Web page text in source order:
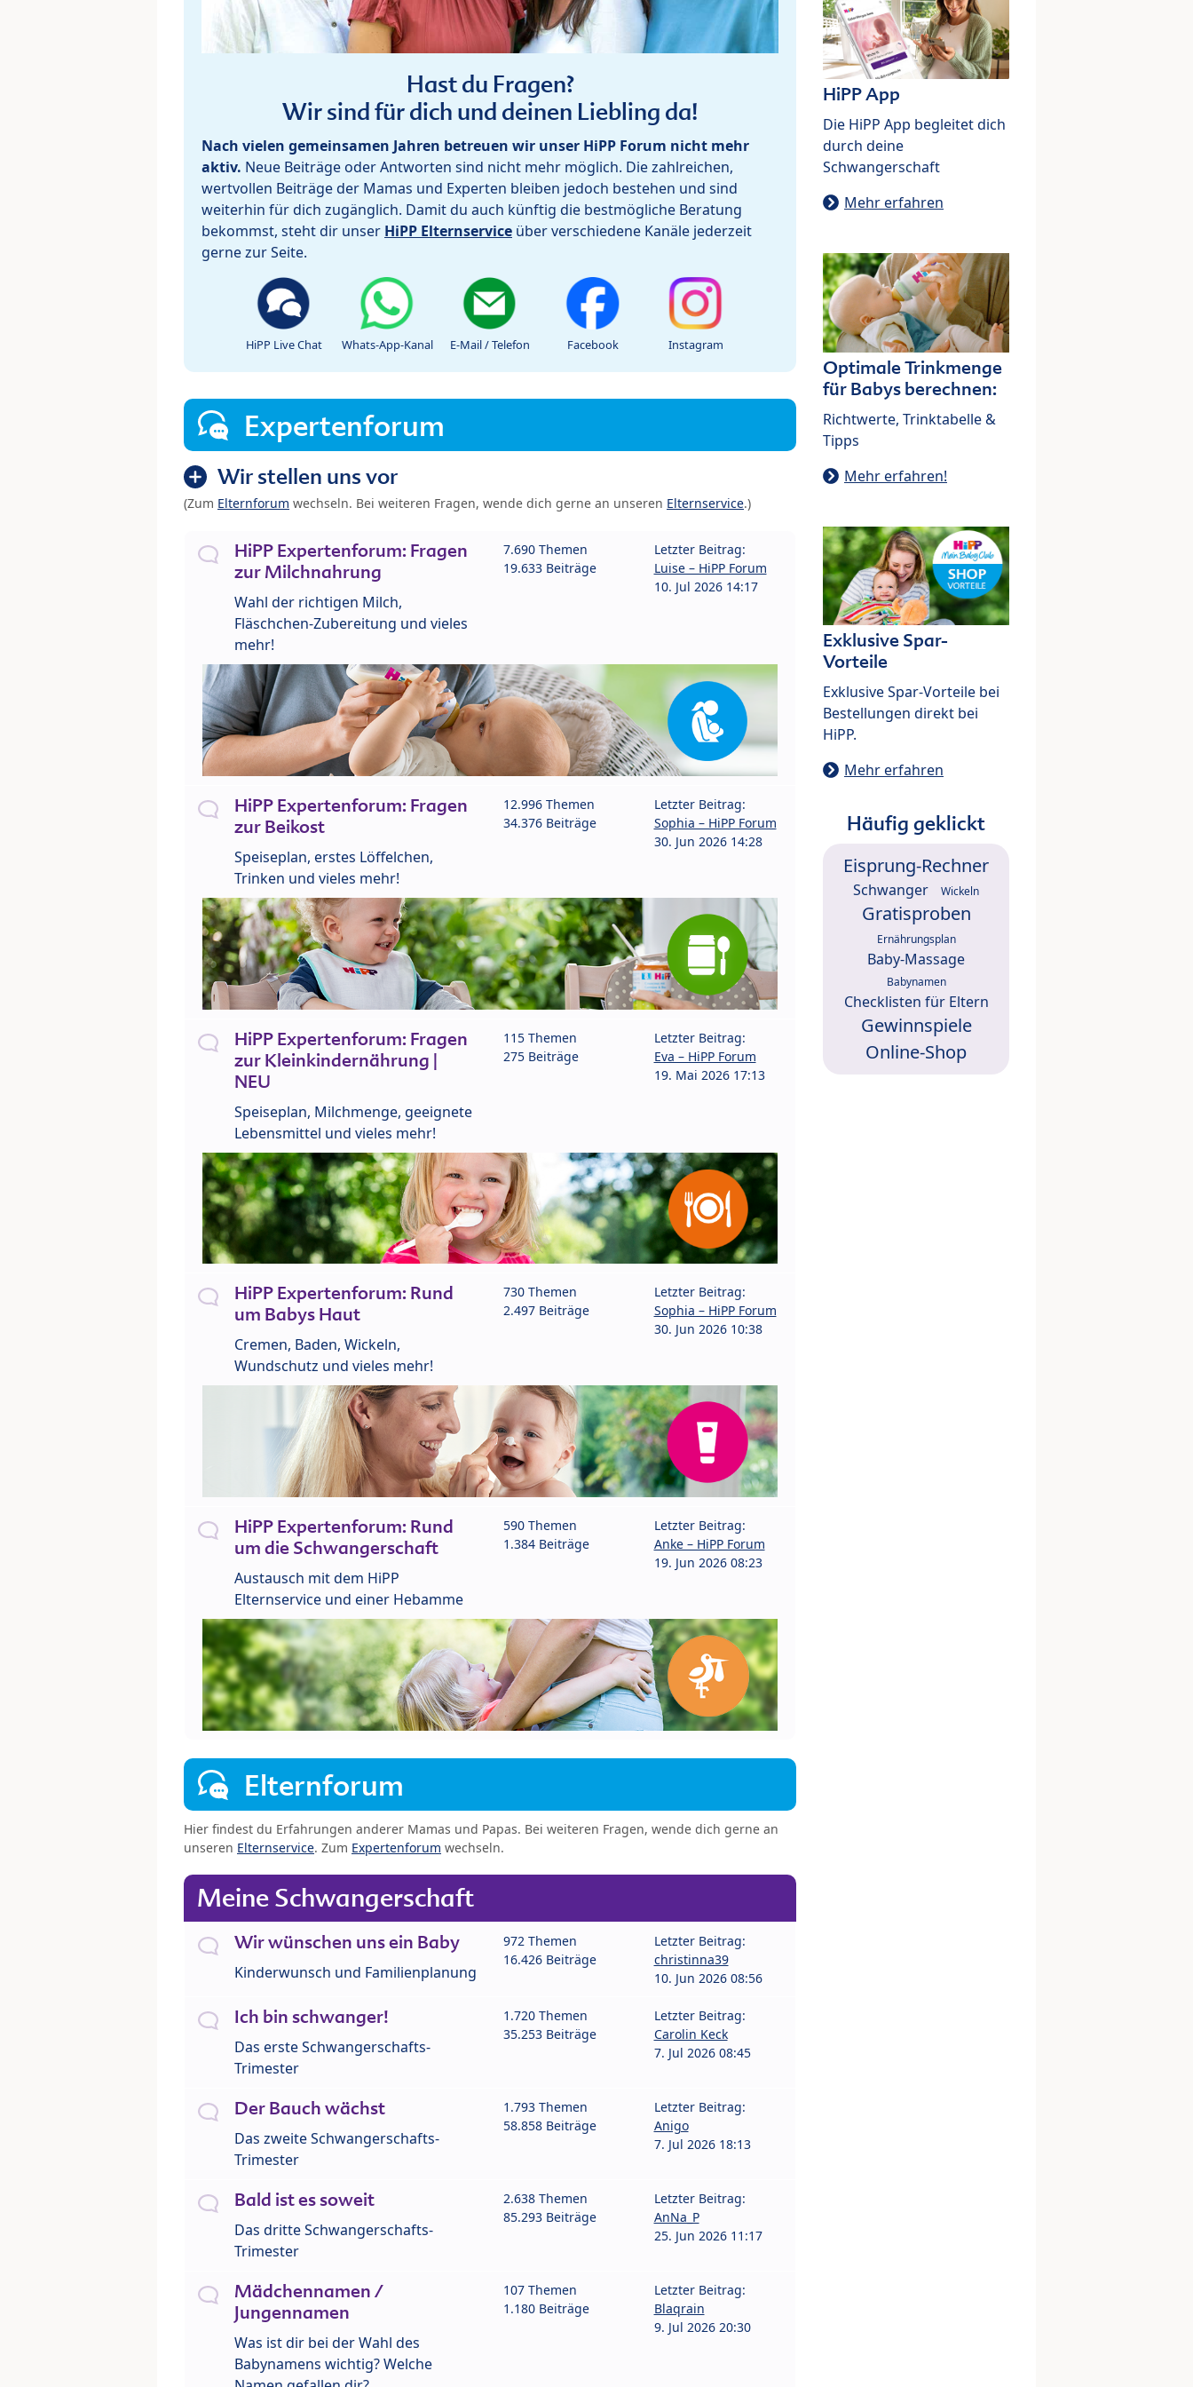
Hast du Fragen?
Wir sind für dich und deinen Liebling da!
Nach vielen gemeinsamen Jahren betreuen wir unser HiPP Forum nicht mehr
aktiv. Neue Beiträge oder Antworten sind nicht mehr möglich. Die zahlreichen,
wertvollen Beiträge der Mamas und Experten bleiben jedoch bestehen und sind
weiterhin für dich zugänglich. Damit du auch künftig die bestmögliche Beratung
bekommst, steht dir unser HiPP Elternservice über verschiedene Kanäle jederzeit
gerne zur Seite.
HiPP Live Chat Whats-App-Kanal E-Mail / Telefon Facebook Instagram
Expertenforum
Wir stellen uns vor
(Zum Elternforum wechseln. Bei weiteren Fragen, wende dich gerne an unseren Elternservice.)
HiPP Expertenforum: Fragen
zur Milchnahrung
Wahl der richtigen Milch,
Fläschchen-Zubereitung und vieles
mehr!
7.690 Themen
19.633 Beiträge
Letzter Beitrag:
Luise – HiPP Forum
10. Jul 2026 14:17
HiPP Expertenforum: Fragen
zur Beikost
Speiseplan, erstes Löffelchen,
Trinken und vieles mehr!
12.996 Themen
34.376 Beiträge
Letzter Beitrag:
Sophia – HiPP Forum
30. Jun 2026 14:28
HiPP Expertenforum: Fragen
zur Kleinkindernährung |
NEU
Speiseplan, Milchmenge, geeignete
Lebensmittel und vieles mehr!
115 Themen
275 Beiträge
Letzter Beitrag:
Eva – HiPP Forum
19. Mai 2026 17:13
HiPP Expertenforum: Rund
um Babys Haut
Cremen, Baden, Wickeln,
Wundschutz und vieles mehr!
730 Themen
2.497 Beiträge
Letzter Beitrag:
Sophia – HiPP Forum
30. Jun 2026 10:38
HiPP Expertenforum: Rund
um die Schwangerschaft
Austausch mit dem HiPP
Elternservice und einer Hebamme
590 Themen
1.384 Beiträge
Letzter Beitrag:
Anke – HiPP Forum
19. Jun 2026 08:23
Elternforum
Hier findest du Erfahrungen anderer Mamas und Papas. Bei weiteren Fragen, wende dich gerne an
unseren Elternservice. Zum Expertenforum wechseln.
Meine Schwangerschaft
Wir wünschen uns ein Baby
Kinderwunsch und Familienplanung
972 Themen
16.426 Beiträge
Letzter Beitrag:
christinna39
10. Jun 2026 08:56
Ich bin schwanger!
Das erste Schwangerschafts-
Trimester
1.720 Themen
35.253 Beiträge
Letzter Beitrag:
Carolin Keck
7. Jul 2026 08:45
Der Bauch wächst
Das zweite Schwangerschafts-
Trimester
1.793 Themen
58.858 Beiträge
Letzter Beitrag:
Anigo
7. Jul 2026 18:13
Bald ist es soweit
Das dritte Schwangerschafts-
Trimester
2.638 Themen
85.293 Beiträge
Letzter Beitrag:
AnNa_P
25. Jun 2026 11:17
Mädchennamen /
Jungennamen
Was ist dir bei der Wahl des
Babynamens wichtig? Welche
107 Themen
1.180 Beiträge
Letzter Beitrag:
Blaqrain
9. Jul 2026 20:30
HiPP App
Die HiPP App begleitet dich
durch deine
Schwangerschaft
Mehr erfahren
Optimale Trinkmenge
für Babys berechnen:
Richtwerte, Trinktabelle &
Tipps
Mehr erfahren!
Exklusive Spar-
Vorteile
Exklusive Spar-Vorteile bei
Bestellungen direkt bei
HiPP.
Mehr erfahren
Häufig geklickt
Eisprung-Rechner
Schwanger Wickeln
Gratisproben
Ernährungsplan
Baby-Massage
Babynamen
Checklisten für Eltern
Gewinnspiele
Online-Shop